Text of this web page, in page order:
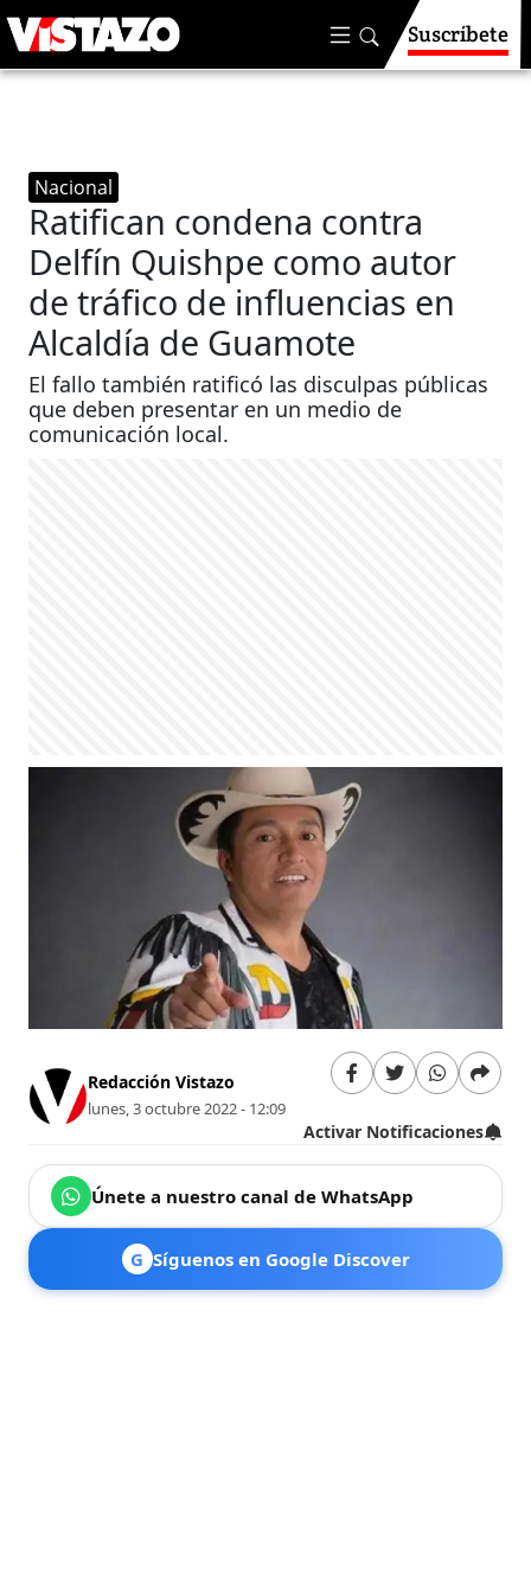
Suscríbete
Nacional
Ratifican condena contra
Delfín Quishpe como autor
de tráfico de influencias en
Alcaldía de Guamote
El fallo también ratificó las disculpas públicas
que deben presentar en un medio de
comunicación local.
Redacción Vistazo
lunes, 3 octubre 2022 - 12:09
Activar Notificaciones
Únete a nuestro canal de WhatsApp
G Síguenos en Google Discover